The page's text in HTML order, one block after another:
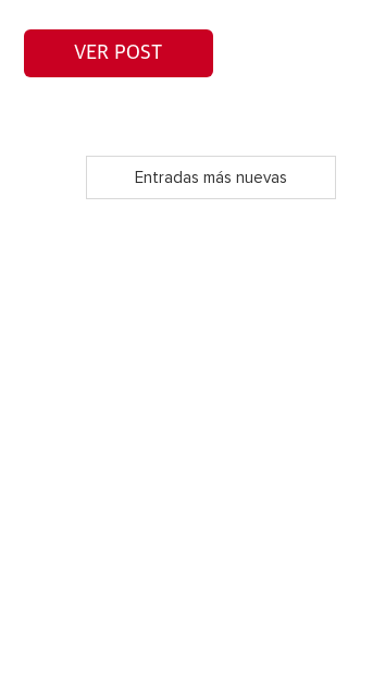
VER POST
Entradas más nuevas